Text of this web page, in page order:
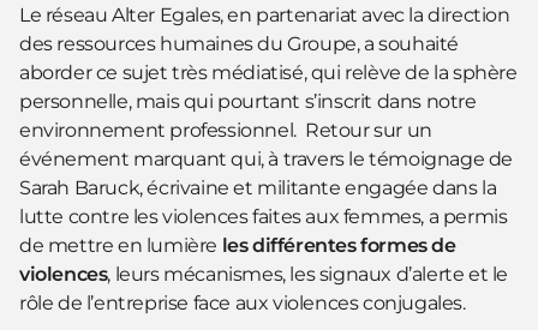
Le réseau Alter Egales, en partenariat avec la direction
des ressources humaines du Groupe, a souhaité
aborder ce sujet très médiatisé, qui relève de la sphère
personnelle, mais qui pourtant s’inscrit dans notre
environnement professionnel. Retour sur un
événement marquant qui, à travers le témoignage de
Sarah Baruck, écrivaine et militante engagée dans la
lutte contre les violences faites aux femmes, a permis
de mettre en lumière les différentes formes de
violences, leurs mécanismes, les signaux d’alerte et le
rôle de l’entreprise face aux violences conjugales.